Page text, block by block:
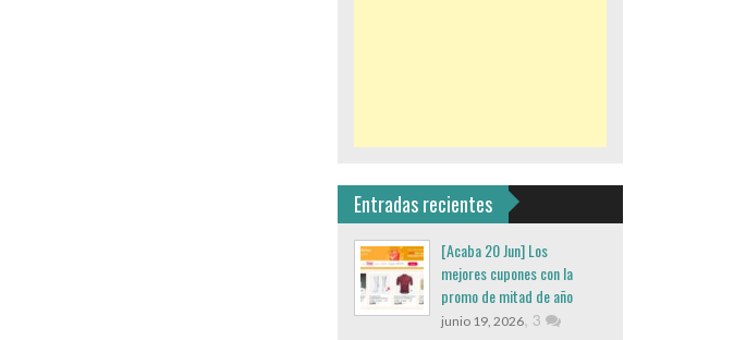
Entradas recientes
[Acaba 20 Jun] Los
mejores cupones con la
promo de mitad de año
junio 19, 2026, 3